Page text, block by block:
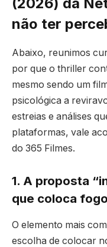
não ter
Abaixo, reunimos
por que o thriller
mesmo sendo um
psicológica a
estreias e análises
plataformas, vale
do 365 Filmes.
1. A proposta
que coloca
O elemento mais
escolha de colocar